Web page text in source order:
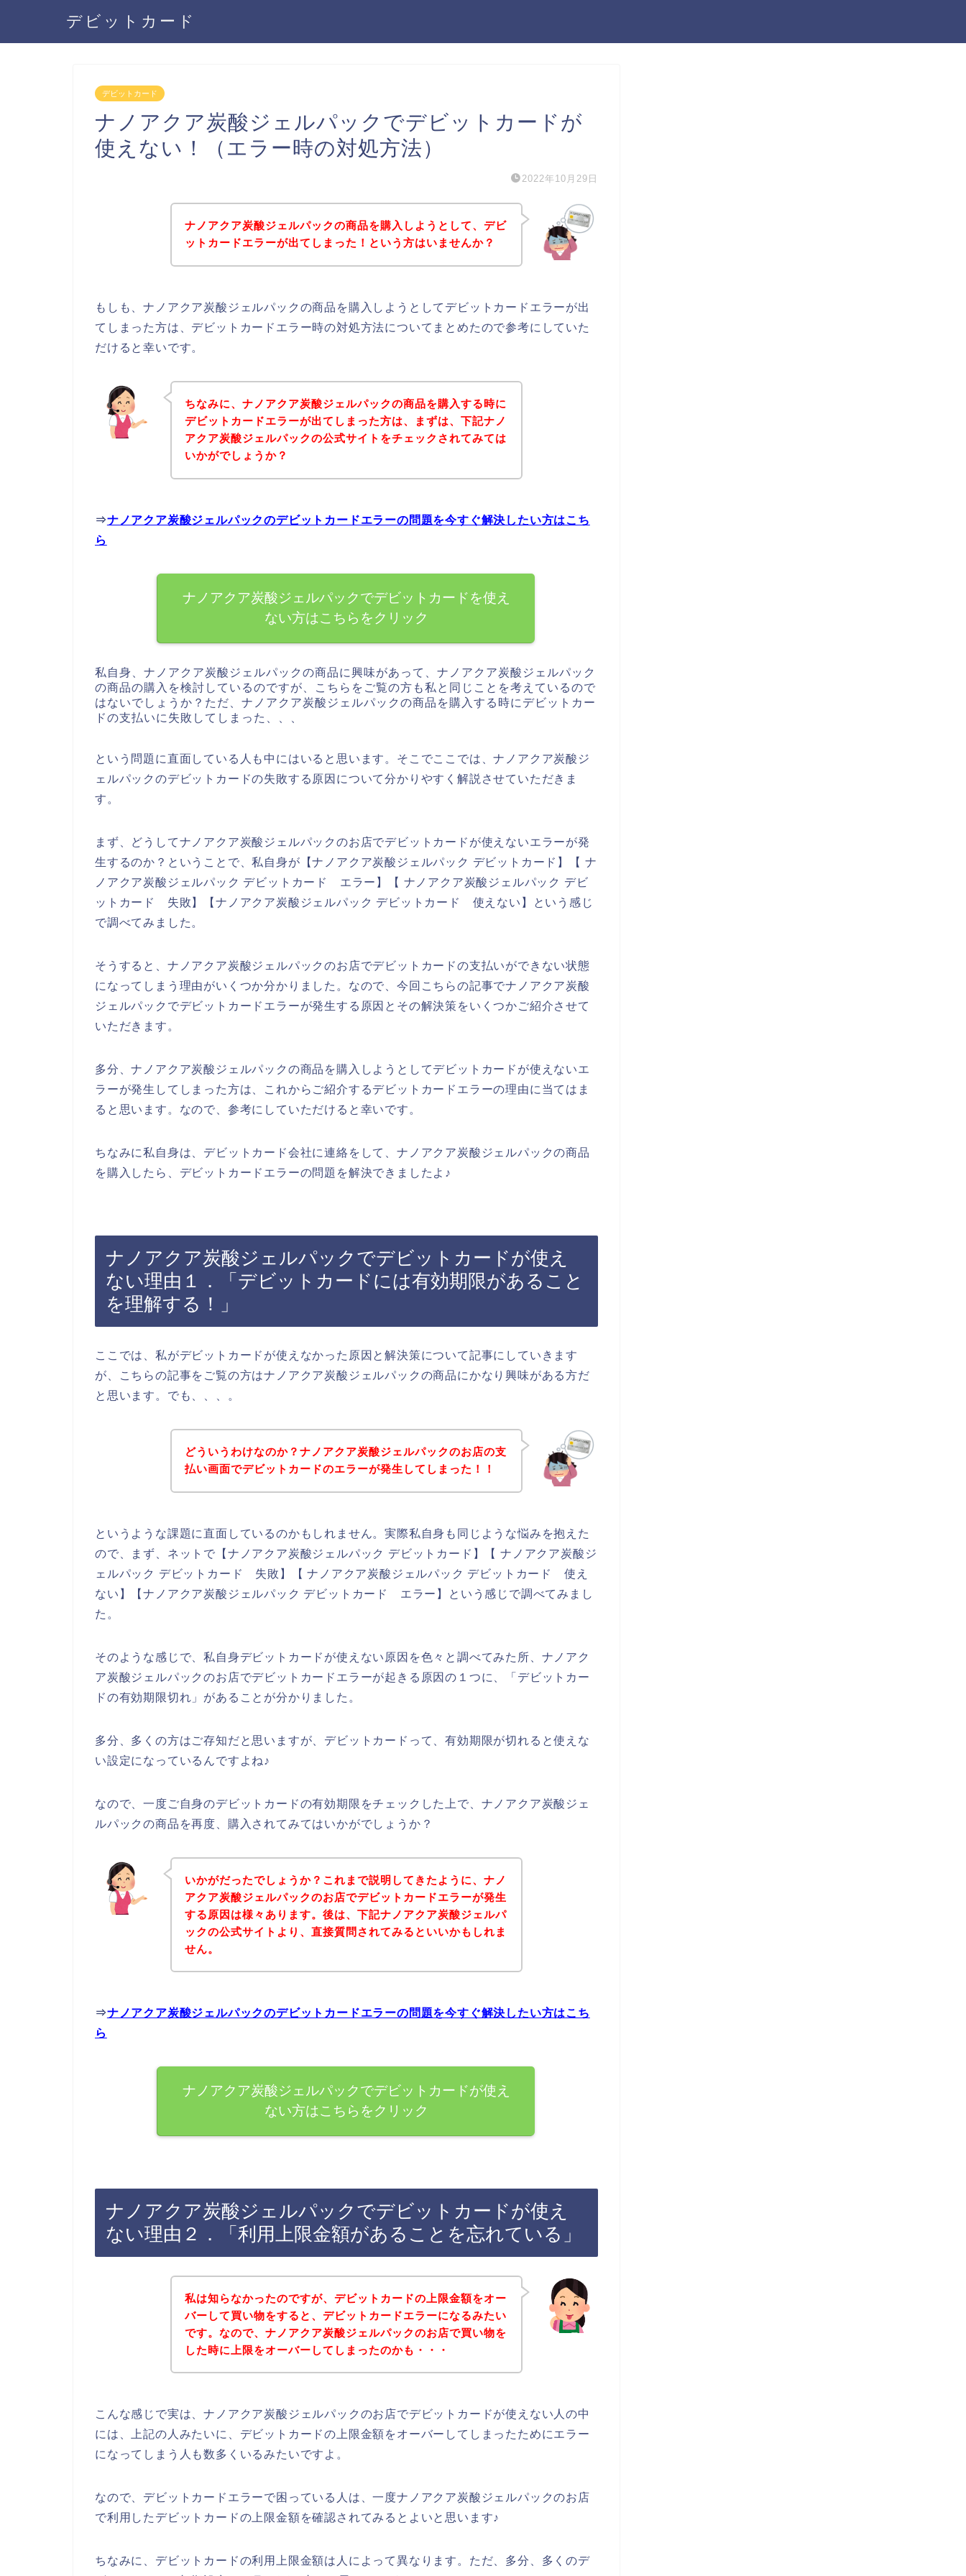
デビットカード
デビットカード
ナノアクア炭酸ジェルパックでデビットカードが
使えない！（エラー時の対処方法）
2022年10月29日
ナノアクア炭酸ジェルパックの商品を購入しようとして、デビ
ットカードエラーが出てしまった！という方はいませんか？
もしも、ナノアクア炭酸ジェルパックの商品を購入しようとしてデビットカードエラーが出
てしまった方は、デビットカードエラー時の対処方法についてまとめたので参考にしていた
だけると幸いです。
ちなみに、ナノアクア炭酸ジェルパックの商品を購入する時に
デビットカードエラーが出てしまった方は、まずは、下記ナノ
アクア炭酸ジェルパックの公式サイトをチェックされてみては
いかがでしょうか？
⇒ナノアクア炭酸ジェルパックのデビットカードエラーの問題を今すぐ解決したい方はこち
ら
ナノアクア炭酸ジェルパックでデビットカードを使え
ない方はこちらをクリック
私自身、ナノアクア炭酸ジェルパックの商品に興味があって、ナノアクア炭酸ジェルパック
の商品の購入を検討しているのですが、こちらをご覧の方も私と同じことを考えているので
はないでしょうか？ただ、ナノアクア炭酸ジェルパックの商品を購入する時にデビットカー
ドの支払いに失敗してしまった、、、
という問題に直面している人も中にはいると思います。そこでここでは、ナノアクア炭酸ジ
ェルパックのデビットカードの失敗する原因について分かりやすく解説させていただきま
す。
まず、どうしてナノアクア炭酸ジェルパックのお店でデビットカードが使えないエラーが発
生するのか？ということで、私自身が【ナノアクア炭酸ジェルパック デビットカード】【 ナ
ノアクア炭酸ジェルパック デビットカード エラー】【 ナノアクア炭酸ジェルパック デビ
ットカード 失敗】【ナノアクア炭酸ジェルパック デビットカード 使えない】という感じ
で調べてみました。
そうすると、ナノアクア炭酸ジェルパックのお店でデビットカードの支払いができない状態
になってしまう理由がいくつか分かりました。なので、今回こちらの記事でナノアクア炭酸
ジェルパックでデビットカードエラーが発生する原因とその解決策をいくつかご紹介させて
いただきます。
多分、ナノアクア炭酸ジェルパックの商品を購入しようとしてデビットカードが使えないエ
ラーが発生してしまった方は、これからご紹介するデビットカードエラーの理由に当てはま
ると思います。なので、参考にしていただけると幸いです。
ちなみに私自身は、デビットカード会社に連絡をして、ナノアクア炭酸ジェルパックの商品
を購入したら、デビットカードエラーの問題を解決できましたよ♪
ナノアクア炭酸ジェルパックでデビットカードが使え
ない理由１．「デビットカードには有効期限があること
を理解する！」
ここでは、私がデビットカードが使えなかった原因と解決策について記事にしていきます
が、こちらの記事をご覧の方はナノアクア炭酸ジェルパックの商品にかなり興味がある方だ
と思います。でも、、、。
どういうわけなのか？ナノアクア炭酸ジェルパックのお店の支
払い画面でデビットカードのエラーが発生してしまった！！
というような課題に直面しているのかもしれません。実際私自身も同じような悩みを抱えた
ので、まず、ネットで【ナノアクア炭酸ジェルパック デビットカード】【 ナノアクア炭酸ジ
ェルパック デビットカード 失敗】【 ナノアクア炭酸ジェルパック デビットカード 使え
ない】【ナノアクア炭酸ジェルパック デビットカード エラー】という感じで調べてみまし
た。
そのような感じで、私自身デビットカードが使えない原因を色々と調べてみた所、ナノアク
ア炭酸ジェルパックのお店でデビットカードエラーが起きる原因の１つに、「デビットカー
ドの有効期限切れ」があることが分かりました。
多分、多くの方はご存知だと思いますが、デビットカードって、有効期限が切れると使えな
い設定になっているんですよね♪
なので、一度ご自身のデビットカードの有効期限をチェックした上で、ナノアクア炭酸ジェ
ルパックの商品を再度、購入されてみてはいかがでしょうか？
いかがだったでしょうか？これまで説明してきたように、ナノ
アクア炭酸ジェルパックのお店でデビットカードエラーが発生
する原因は様々あります。後は、下記ナノアクア炭酸ジェルパ
ックの公式サイトより、直接質問されてみるといいかもしれま
せん。
⇒ナノアクア炭酸ジェルパックのデビットカードエラーの問題を今すぐ解決したい方はこち
ら
ナノアクア炭酸ジェルパックでデビットカードが使え
ない方はこちらをクリック
ナノアクア炭酸ジェルパックでデビットカードが使え
ない理由２．「利用上限金額があることを忘れている」
私は知らなかったのですが、デビットカードの上限金額をオー
バーして買い物をすると、デビットカードエラーになるみたい
です。なので、ナノアクア炭酸ジェルパックのお店で買い物を
した時に上限をオーバーしてしまったのかも・・・
こんな感じで実は、ナノアクア炭酸ジェルパックのお店でデビットカードが使えない人の中
には、上記の人みたいに、デビットカードの上限金額をオーバーしてしまったためにエラー
になってしまう人も数多くいるみたいですよ。
なので、デビットカードエラーで困っている人は、一度ナノアクア炭酸ジェルパックのお店
で利用したデビットカードの上限金額を確認されてみるとよいと思います♪
ちなみに、デビットカードの利用上限金額は人によって異なります。ただ、多分、多くのデ